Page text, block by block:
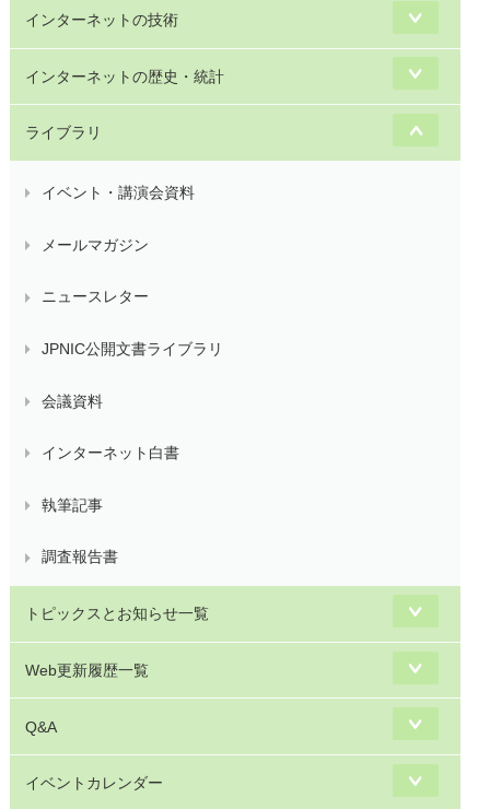
インターネットの技術
インターネットの歴史・統計
ライブラリ
イベント・講演会資料
メールマガジン
ニュースレター
JPNIC公開文書ライブラリ
会議資料
インターネット白書
執筆記事
調査報告書
トピックスとお知らせ一覧
Web更新履歴一覧
Q&A
イベントカレンダー